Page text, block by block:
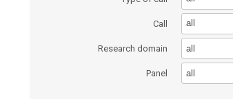
Call all
Research domain all
Panel all